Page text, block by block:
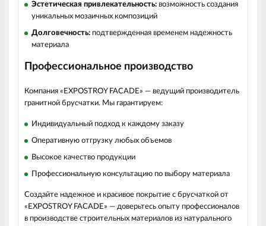
Эстетическая привлекательность: возможность создания
уникальных мозаичных композиций
Долговечность: подтвержденная временем надежность
материала
Профессиональное производство
Компания «EXPOSTROY FACADE» — ведущий производитель
гранитной брусчатки. Мы гарантируем:
Индивидуальный подход к каждому заказу
Оперативную отгрузку любых объемов
Высокое качество продукции
Профессиональную консультацию по выбору материала
Создайте надежное и красивое покрытие с брусчаткой от
«EXPOSTROY FACADE» — доверьтесь опыту профессионалов
в производстве строительных материалов из натурального